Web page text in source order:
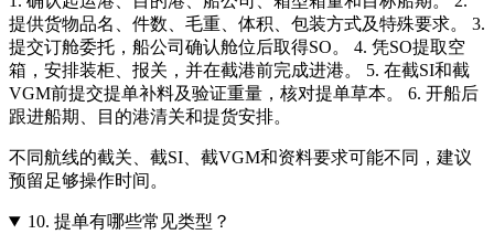
提供货物品名、件数、毛重、体积、包装方式及特殊要求。 3.
提交订舱委托，船公司确认舱位后取得SO。 4. 凭SO提取空
箱，安排装柜、报关，并在截港前完成进港。 5. 在截SI和截
VGM前提交提单补料及验证重量，核对提单草本。 6. 开船后
跟进船期、目的港清关和提货安排。
不同航线的截关、截SI、截VGM和资料要求可能不同，建议
预留足够操作时间。
10. 提单有哪些常见类型？